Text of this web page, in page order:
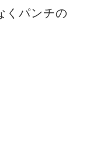
くパンチの